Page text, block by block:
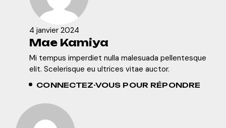
4 janvier 2024
Mae Kamiya
CONNECTEZ-VOUS POUR RÉPONDRE
Mi tempus imperdiet nulla malesuada pellentesque
elit. Scelerisque eu ultrices vitae auctor.